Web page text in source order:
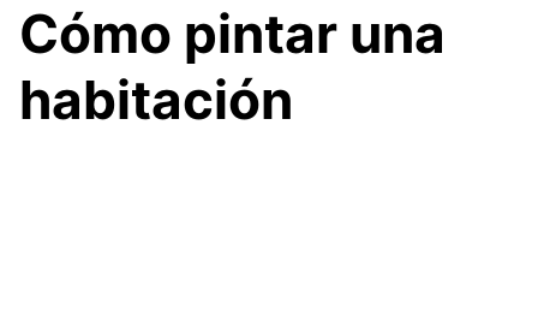
Cómo pintar una
habitación